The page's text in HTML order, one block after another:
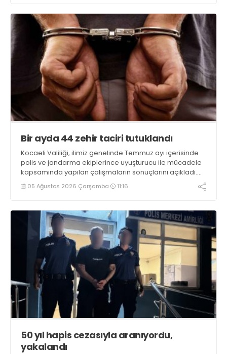
Bir ayda 44 zehir taciri tutuklandı
Kocaeli Valiliği, ilimiz genelinde Temmuz ayı içerisinde
polis ve jandarma ekiplerince uyuşturucu ile mücadele
kapsamında yapılan çalışmaların sonuçlarını açıkladı.
Çalışmalar sonucunda uyuşturucu ve uyarıcı madde
kullanan, ticaretini ve sevkiyatını yapan 44 şahıs
05 Ağustos 2026 Çarşamba 11:16
50 yıl hapis cezasıyla aranıyordu,
yakalandı